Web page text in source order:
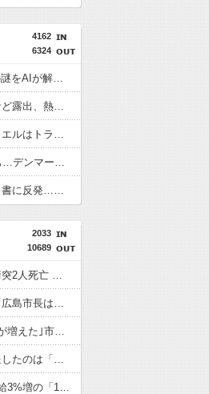
4162
6324
白黒のコマになぜ色が見えるのか 200年の謎をAIが解明！
川底に沈んでいたマンモスやナチス軍艦など露出、熱波でドナウ川が歴史的渇水！
アメリカの終戦に立ちはだかる壁、イスラエルはトランプ和平案に「同意せず」！
徴集兵の20％は女性、イザベラ王女の姿も…デンマークが新たな兵役制度開始！
「盗人たけだけしい」中国国防省が防衛白書に反発…日本の新型軍国主義と批判！
2033
10689
【速報】中国の海警局と中国海軍の船が衝突2人死亡 南シナ海でフィリピン船を追跡中
【平和宣言を非難】ロシア外務省報道官「広島市長は『偽りの呪文』繰り返している」
【急いで引っ越せ】日本人が減り｢外国人が増えた｣市区町村ランキングｷﾀ━━!
沖縄県の玉城デニー知事、公開に疑問を呈したのは「報道機関による公開ではなく、公開タイミングなどに対するものだった」とよくわからない説明
【速報】人事院、2年連続で国家公務員月給3%増の「1万5056円」引き上げ勧告 2年で6%超え